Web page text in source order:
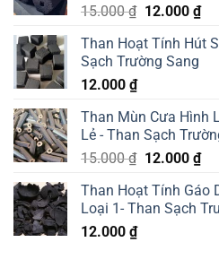
15.000₫ Giá
là:
15.000 ₫.
12.000 ₫Giá
tại
Than Hoạt Tính Hút
Sạch Trường Sang
12.000 ₫
Than Mùn Cưa Hình
Lẻ - Than Sạch
15.000₫ Giá
là:
15.000 ₫.
12.000 ₫Giá
tại
là:
Than Hoạt Tính Gáo
Loại 1- Than Sạch
12.000 ₫